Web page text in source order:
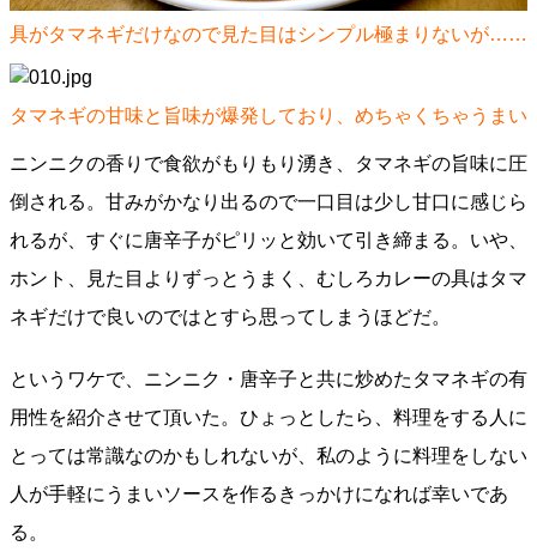
具がタマネギだけなので見た目はシンプル極まりないが……
タマネギの甘味と旨味が爆発しており、めちゃくちゃうまい
ニンニクの香りで食欲がもりもり湧き、タマネギの旨味に圧
倒される。甘みがかなり出るので一口目は少し甘口に感じら
れるが、すぐに唐辛子がピリッと効いて引き締まる。いや、
ホント、見た目よりずっとうまく、むしろカレーの具はタマ
ネギだけで良いのではとすら思ってしまうほどだ。
というワケで、ニンニク・唐辛子と共に炒めたタマネギの有
用性を紹介させて頂いた。ひょっとしたら、料理をする人に
とっては常識なのかもしれないが、私のように料理をしない
人が手軽にうまいソースを作るきっかけになれば幸いであ
る。